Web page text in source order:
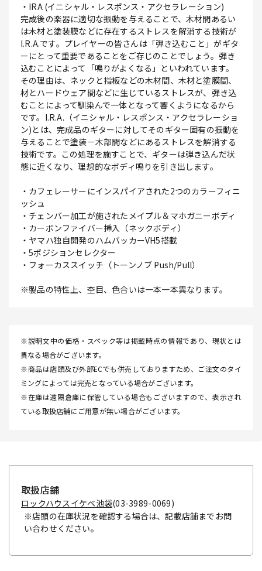
・IRA (イニシャル・レスポンス・アクセラレーション)
完成後の楽器に適切な振動を与えることで、木材間あるい
は木材と塗装膜などに存在するストレスを解消する技術が
I.R.A.です。プレイヤーの皆さんは「弾き込むこと」がギタ
ーにとって重要であることをご存じのことでしょう。弾き
込むことによって「鳴りがよくなる」といわれています。
その理由は、ネックと指板などの木材間、木材と塗膜間、
材とハードウェア間などに生じているストレスが、弾き込
むことによって馴染んで一体となって響くようになるから
です。I.R.A.（イニシャル・レスポンス・アクセラレーショ
ン)とは、完成品のギターに対してそのギター固有の振動を
与えることで塗装－木部間などにあるストレスを解消する
技術です。この処理を施すことで、ギターは弾き込んだ状
態に近くなり、理想的なボディ鳴りを引き出します。
・カフェレーサーにインスパイアされた2つのカラーフィニ
ッシュ
・チェンバー加工が施されたメイプル＆マホガニーボディ
・カーボンファイバー挿入（ネックボディ）
・ヤマハ独自開発のハムバッカーVH5搭載
・5ポジションセレクター
・フォーカススイッチ（トーンノブ Push/Pull）
※製品の特性上、杢目、色合いは一本一本異なります。
※説明文中の価格・スペック等は掲載時点の情報であり、現状とは
異なる場合がございます。
※商品は店頭及び外部ECでも併売しておりますため、ご注文のタイ
ミングによっては完売となっている場合がございます。
※在庫は遠隔倉庫に保管している場合もございますので、表示され
ている取扱店舗にご用意が無い場合がございます。
取扱店舗
ロックハウスイケベ池袋(03-3989-0069)
※店頭の在庫状況を確認する場合は、記載店舗までお問
い合わせください。